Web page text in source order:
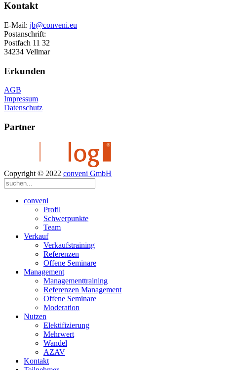
Kontakt
E-Mail: jb@conveni.eu
Postanschrift:
Postfach 11 32
34234 Vellmar
Erkunden
AGB
Impressum
Datenschutz
Partner
Copyright © 2022 conveni GmbH
conveni
Profil
Schwerpunkte
Team
Verkauf
Verkaufstraining
Referenzen
Offene Seminare
Management
Managementtraining
Referenzen Management
Offene Seminare
Moderation
Nutzen
Elektifizierung
Mehrwert
Wandel
AZAV
Kontakt